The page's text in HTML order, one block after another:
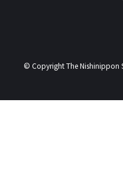
© Copyright The Nishinippon